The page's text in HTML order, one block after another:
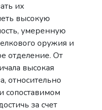
их
высокую
умеренную
оружия и
отделение. От
высокая
относительно
сопоставимом
за счет